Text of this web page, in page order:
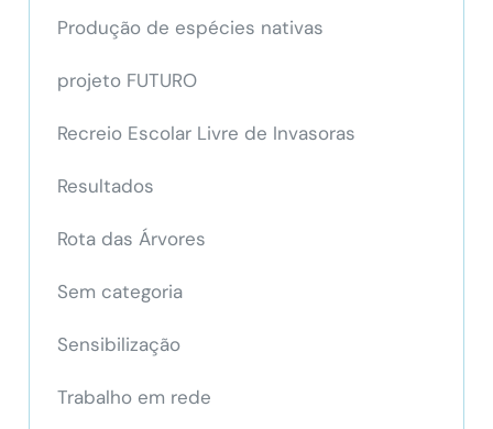
Produção de espécies nativas
projeto FUTURO
Recreio Escolar Livre de Invasoras
Resultados
Rota das Árvores
Sem categoria
Sensibilização
Trabalho em rede